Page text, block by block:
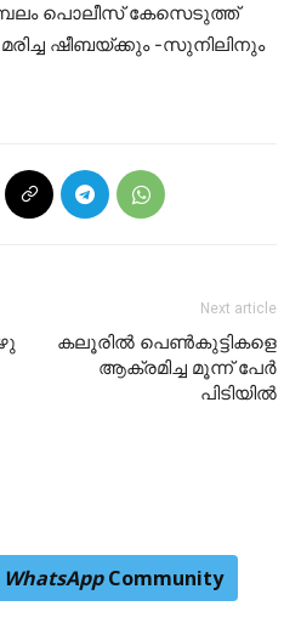
പൊലീസ് കേസെടുത്ത്
ഷീബയ്ക്കും -സുനിലിനും
Next article
കലൂരിൽ പെൺകുട്ടികളെ
ആക്രമിച്ച മൂന്ന് പേർ
പിടിയിൽ
WhatsAppCommunity